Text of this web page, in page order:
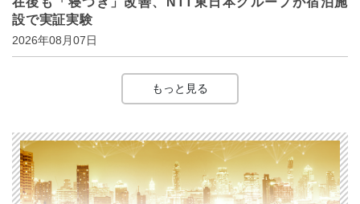
設で実証実験
2026年08月07日
もっと見る